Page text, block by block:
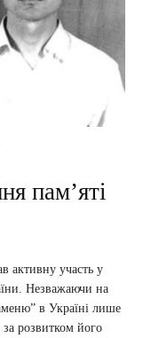
пам’яті
активну участь у
Незважаючи на
в Україні лише
за розвитком його